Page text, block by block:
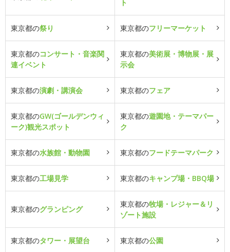
ト
東京都の祭り 東京都のフリーマーケット
東京都のコンサート・音楽関
連イベント
東京都の美術展・博物展・展
示会
東京都の演劇・講演会 東京都のフェア
東京都のGW(ゴールデンウィ
ーク)観光スポット
東京都の遊園地・テーマパー
ク
東京都の水族館・動物園 東京都のフードテーマパーク
東京都の工場見学 東京都のキャンプ場・BBQ場
東京都のグランピング
東京都の牧場・レジャー＆リ
ゾート施設
東京都のタワー・展望台 東京都の公園